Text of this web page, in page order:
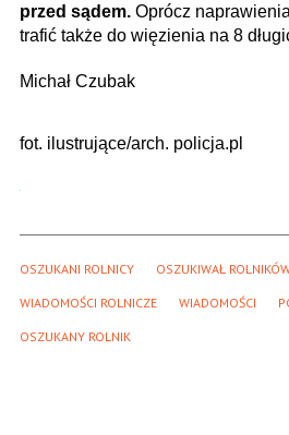
przed sądem. Oprócz
trafić także do więzienia na 8
Michał Czubak
fot. ilustrujące/arch. policja.pl
OSZUKANI ROLNICY OSZUKIWAŁ
WIADOMOŚCI ROLNICZE WIADOMOŚCI
OSZUKANY ROLNIK